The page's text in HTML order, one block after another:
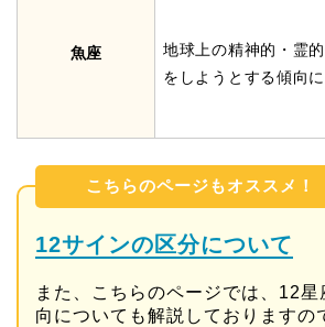
魚座
地球上の精神的・霊
をしようとする傾向に
こちらのページもオススメ！
12サインの区分について
また、こちらのページでは、12星
向についても解説しておりますの